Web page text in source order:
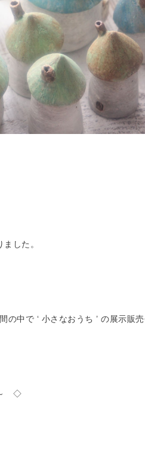
した。
中で ‘ 小さなおうち ’ の展示販
～ ◇